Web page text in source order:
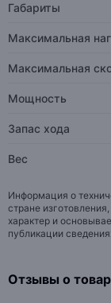
Габариты
Максимальная
Максимальная
Мощность
Запас хода
Вес
Информация о
стране
характер и
публикации
Отзывы о